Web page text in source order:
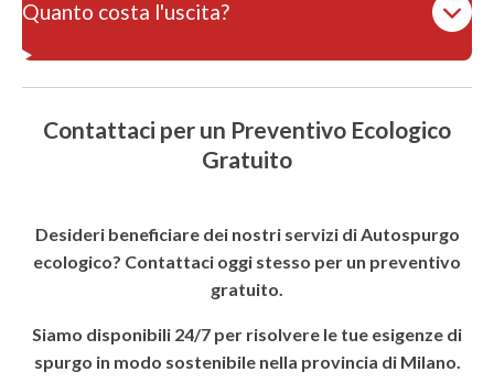
Quanto costa l'uscita?
Contattaci per un Preventivo Ecologico
Gratuito
Desideri beneficiare dei nostri servizi di Autospurgo
ecologico? Contattaci oggi stesso per un preventivo
gratuito.
Siamo disponibili 24/7 per risolvere le tue esigenze di
spurgo in modo sostenibile nella provincia di Milano.